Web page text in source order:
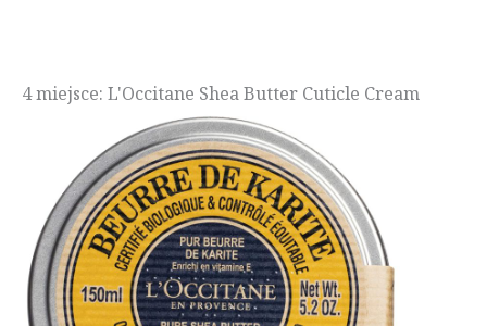
4 miejsce: L'Occitane Shea Butter Cuticle Cream